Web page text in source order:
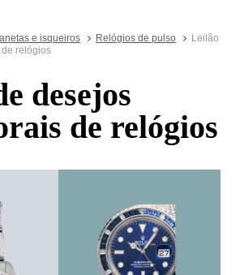
e isqueiros Relógios de pulso
Leilão
relógios
desejos
de relógios